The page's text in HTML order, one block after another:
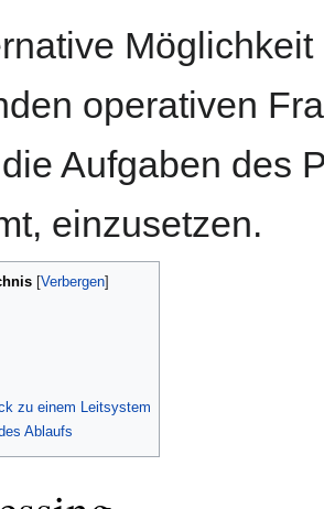
operativen
Aufgaben des
einzusetzen.
zu einem Leitsystem
Ablaufs